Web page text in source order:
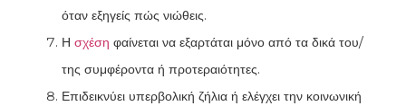
όταν εξηγείς πώς νιώθεις.
Η σχέση φαίνεται να εξαρτάται μόνο από τα δικά του/
της συμφέροντα ή προτεραιότητες.
Επιδεικνύει υπερβολική ζήλια ή ελέγχει την κοινωνική